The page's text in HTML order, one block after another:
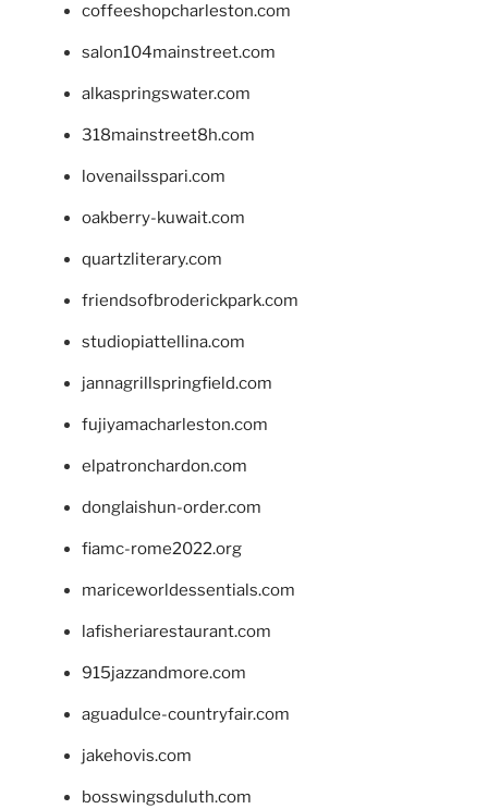
coffeeshopcharleston.com
salon104mainstreet.com
alkaspringswater.com
318mainstreet8h.com
lovenailsspari.com
oakberry-kuwait.com
quartzliterary.com
friendsofbroderickpark.com
studiopiattellina.com
jannagrillspringfield.com
fujiyamacharleston.com
elpatronchardon.com
donglaishun-order.com
fiamc-rome2022.org
mariceworldessentials.com
lafisheriarestaurant.com
915jazzandmore.com
aguadulce-countryfair.com
jakehovis.com
bosswingsduluth.com